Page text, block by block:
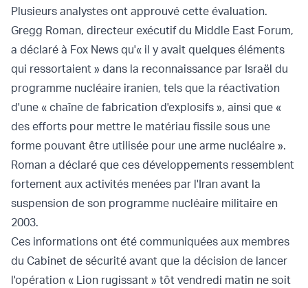
Plusieurs analystes ont approuvé cette évaluation.
Gregg Roman, directeur exécutif du Middle East Forum,
a déclaré à Fox News qu'« il y avait quelques éléments
qui ressortaient » dans la reconnaissance par Israël du
programme nucléaire iranien, tels que la réactivation
d'une « chaîne de fabrication d'explosifs », ainsi que «
des efforts pour mettre le matériau fissile sous une
forme pouvant être utilisée pour une arme nucléaire ».
Roman a déclaré que ces développements ressemblent
fortement aux activités menées par l'Iran avant la
suspension de son programme nucléaire militaire en
2003.
Ces informations ont été communiquées aux membres
du Cabinet de sécurité avant que la décision de lancer
l'opération « Lion rugissant » tôt vendredi matin ne soit